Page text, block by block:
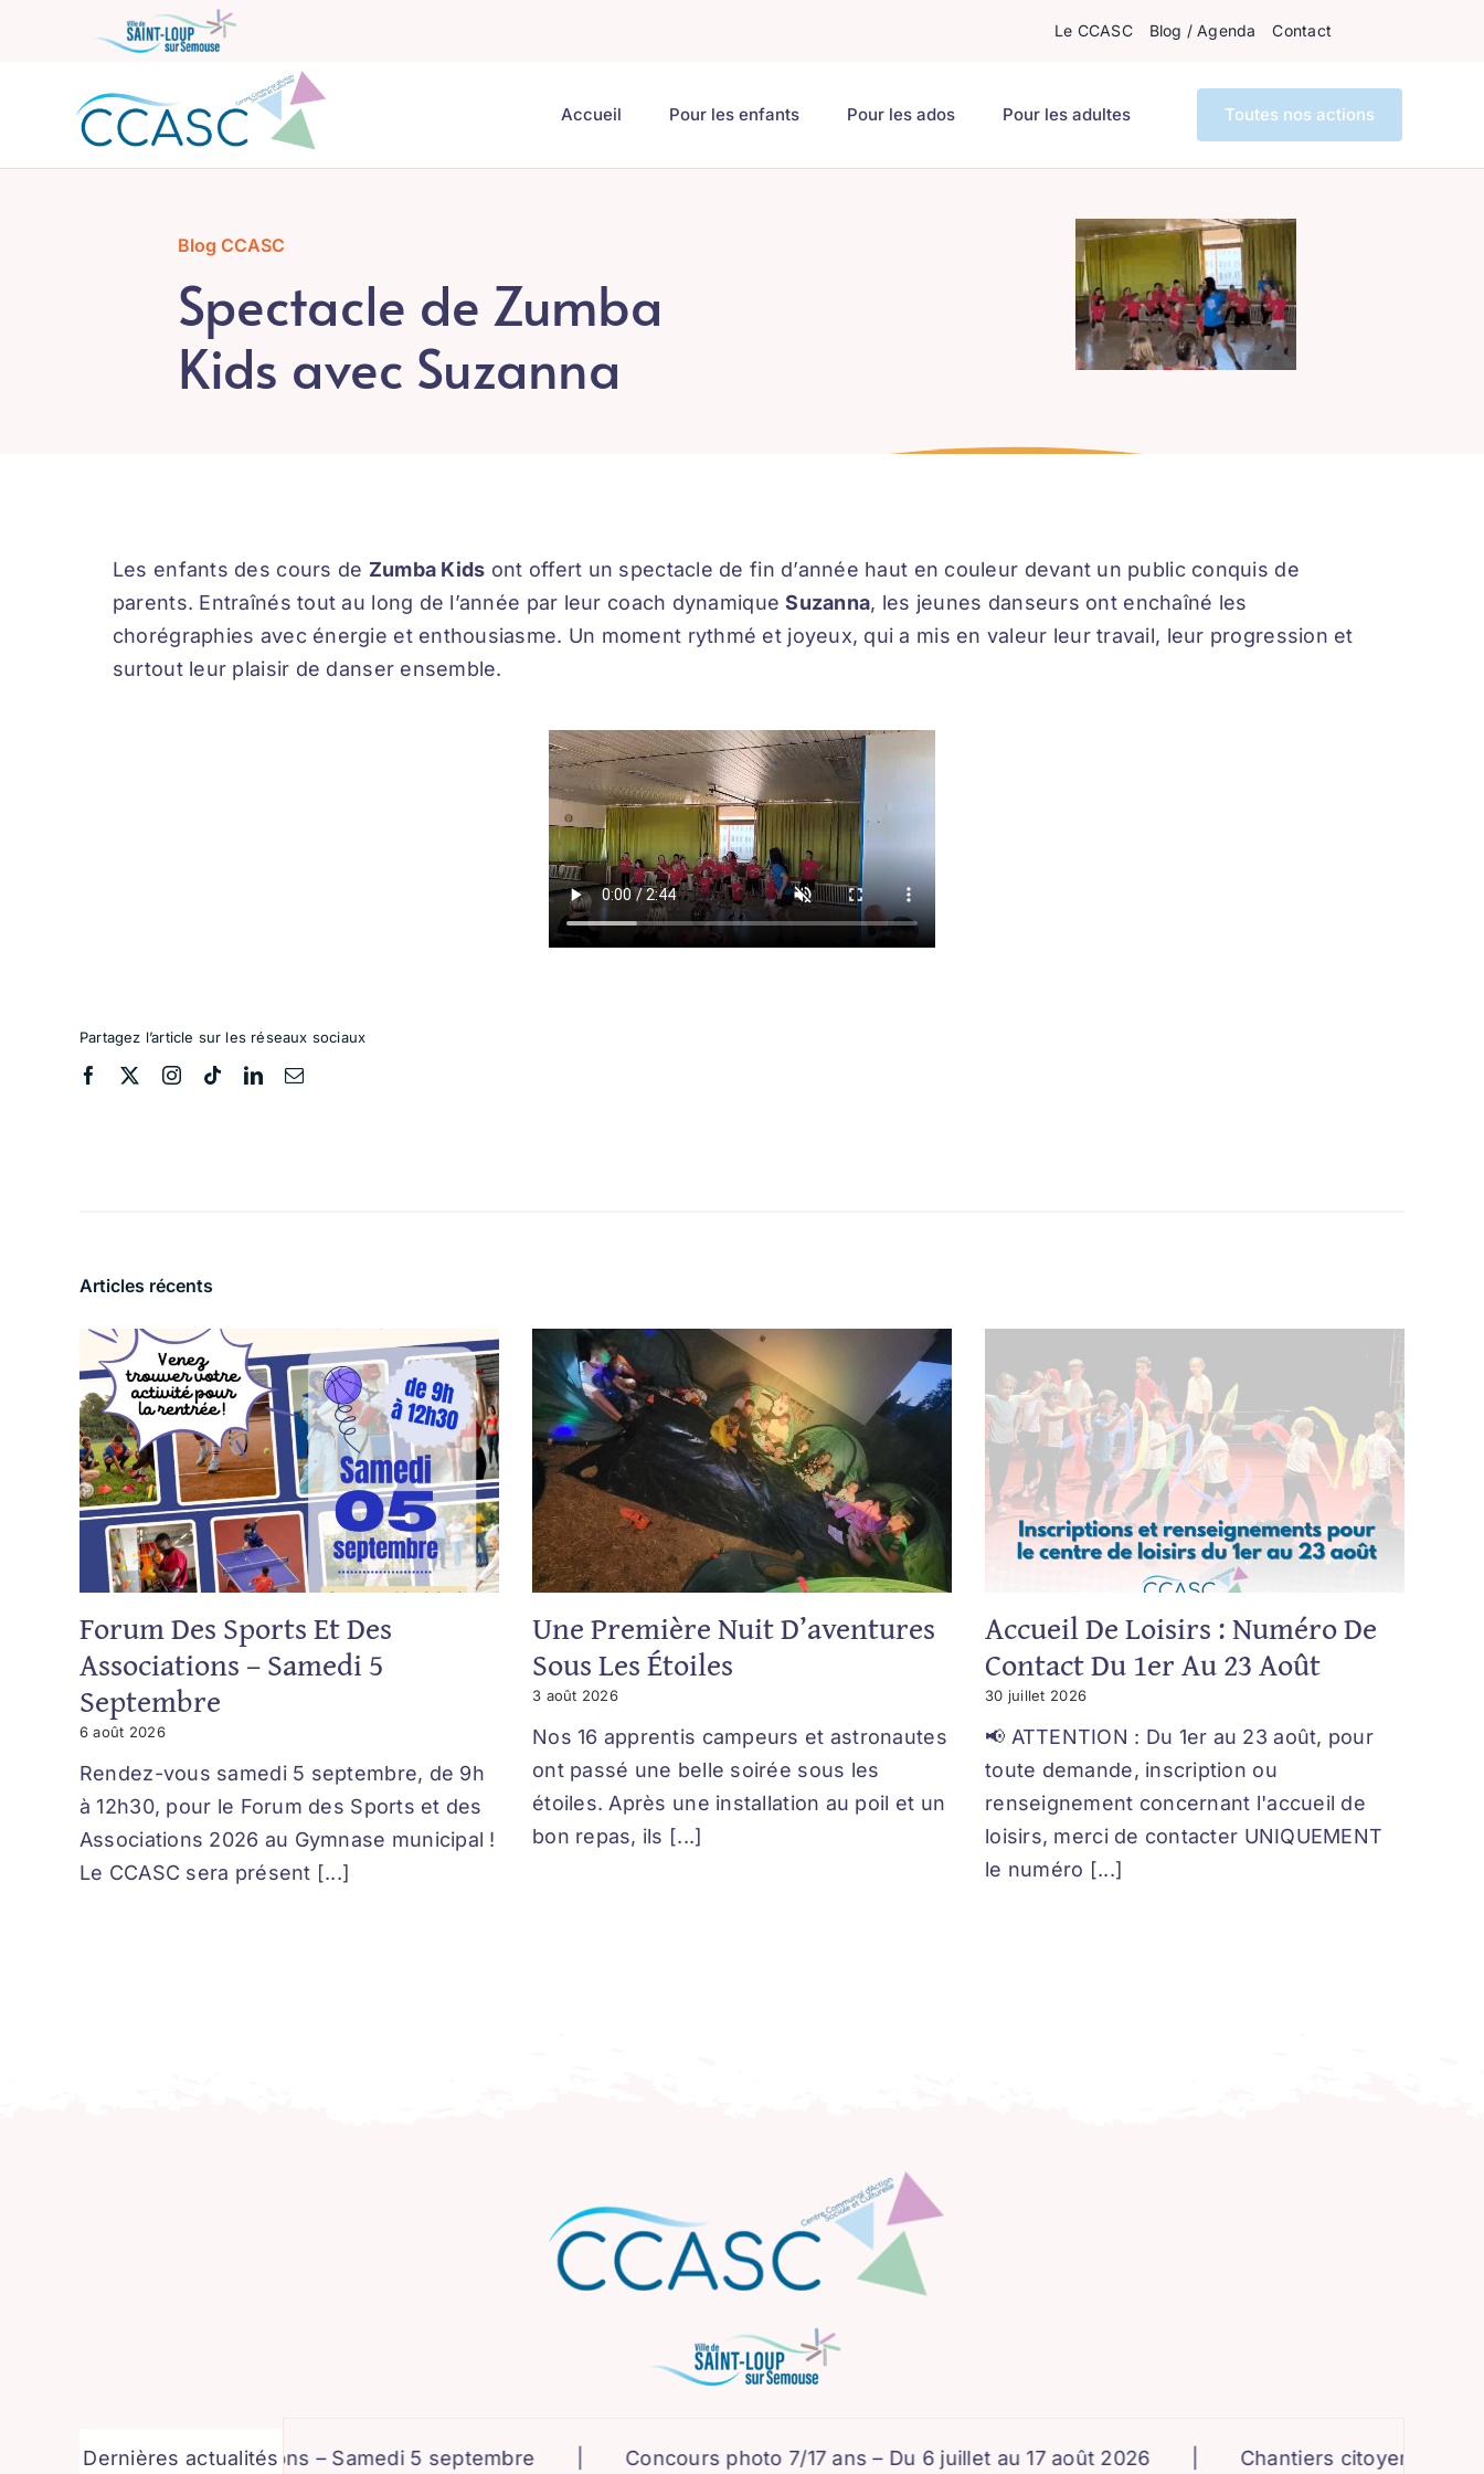
Le CCASC Blog / Agenda Contact
Accueil Pour les enfants Pour les ados Pour les adultes Toutes nos actions
Blog CCASC
Spectacle de Zumba
Kids avec Suzanna
Les enfants des cours de Zumba Kids ont offert un spectacle de fin d’année haut en couleur devant un public conquis de
parents. Entraînés tout au long de l’année par leur coach dynamiqueSuzanna, les jeunes danseurs ont enchaîné les
chorégraphies avec énergie et enthousiasme. Un moment rythmé et joyeux, qui a mis en valeur leur travail, leur progression et
surtout leur plaisir de danser ensemble.
Partagez l’article sur les réseaux sociaux
Articles récents
Forum Des Sports Et Des
Associations – Samedi 5
Septembre
6 août 2026
Rendez-vous samedi 5 septembre, de 9h
à 12h30, pour le Forum des Sports et des
Associations 2026 au Gymnase municipal !
Le CCASC sera présent [...]
Une Première Nuit D’aventures
Sous Les Étoiles
3 août 2026
Nos 16 apprentis campeurs et astronautes
ont passé une belle soirée sous les
étoiles. Après une installation au poil et un
bon repas, ils [...]
Accueil De Loisirs : Numéro De
Contact Du 1er Au 23 Août
30 juillet 2026
📢 ATTENTION : Du 1er au 23 août, pour
toute demande, inscription ou
renseignement concernant l'accueil de
loisirs, merci de contacter UNIQUEMENT
le numéro [...]
Dernières actualités
et des Associations – Samedi 5 septembre | Concours photo 7/17 ans – Du 6 juillet au 17 août 2026 | Chantiers citoyens pour les